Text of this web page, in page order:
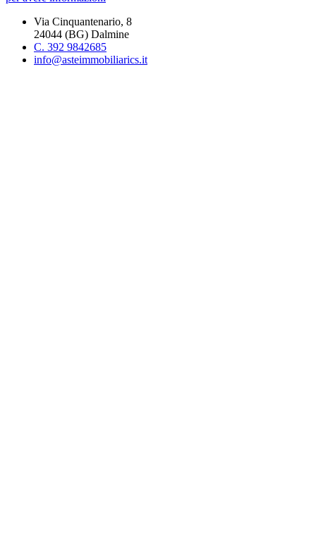
Via Cinquantenario, 8
24044 (BG) Dalmine
C. 392 9842685
info@asteimmobiliarics.it